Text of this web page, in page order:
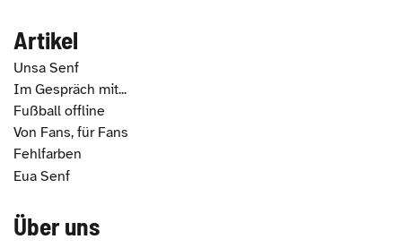
Artikel
Unsa Senf
Im Gespräch mit...
Fußball offline
Von Fans, für Fans
Fehlfarben
Eua Senf
Über uns